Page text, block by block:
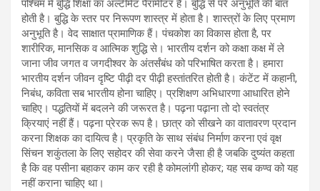
पश्चिम में बुद्धि शिक्षा का अल्टीमेट पैरामीटर है। बुद्धि से परे अनुभूति की बात
होती है। बुद्धि के स्तर पर निरूपण शास्त्र में होता है। शास्त्रों के लिए प्रमाण
अनुभूति है। वेद साक्षात प्रामाणिक हैं। पंचकोश का विकास होता है, पर
शारीरिक, मानसिक व आत्मिक शुद्धि से। भारतीय दर्शन को कक्षा कक्ष में ले
जाना जीव जगत व जगदीश्वर के अंतर्संबंध को परिभाषित करता है। हमारा
भारतीय दर्शन जीवन दृष्टि पीढ़ी दर पीढ़ी हस्तांतरित होती है। कंटेंट में कहानी,
निबंध, कविता सब भारतीय होना चाहिए। प्रशिक्षण अभिधारणा आधारित होने
चाहिए। पद्धतियों में बदलने की जरूरत है। पढ़ना पढ़ाना तो दो स्वतंत्र
क्रियाएं नहीं हैं। पढ़ना प्रेरक रूप है। छात्र को सीखने का वातावरण प्रदान
करना शिक्षक का दायित्व है। प्रकृति के साथ संबंध निर्माण करना एवं वृक्ष
सिंचन शकुंतला के लिए सहोदर की सेवा करने जैसा ही है जबकि दुष्यंत कहता
है कि वह पसीना बहाकर काम कर रही है कोमलांगी होकर; यह सब कण्व को यह
नहीं कराना चाहिए था।